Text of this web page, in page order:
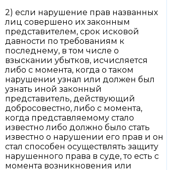
2) если нарушение прав названных
лиц совершено их законным
представителем, срок исковой
давности по требованиям к
последнему, в том числе о
взыскании убытков, исчисляется
либо с момента, когда о таком
нарушении узнал или должен был
узнать иной законный
представитель, действующий
добросовестно, либо с момента,
когда представляемому стало
известно либо должно было стать
известно о нарушении его прав и он
стал способен осуществлять защиту
нарушенного права в суде, то есть с
момента возникновения или